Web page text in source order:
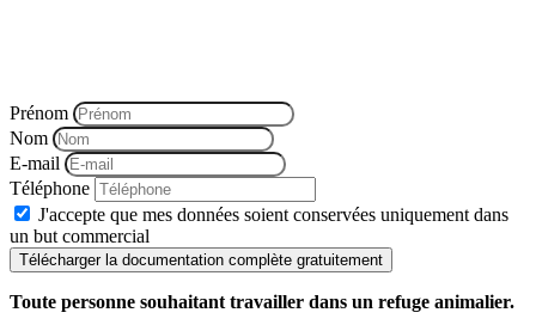
Prénom
Nom
E-mail
Téléphone
J'accepte que mes données soient conservées uniquement dans
un but commercial
Télécharger la documentation complète gratuitement
Toute personne souhaitant travailler dans un refuge animalier.